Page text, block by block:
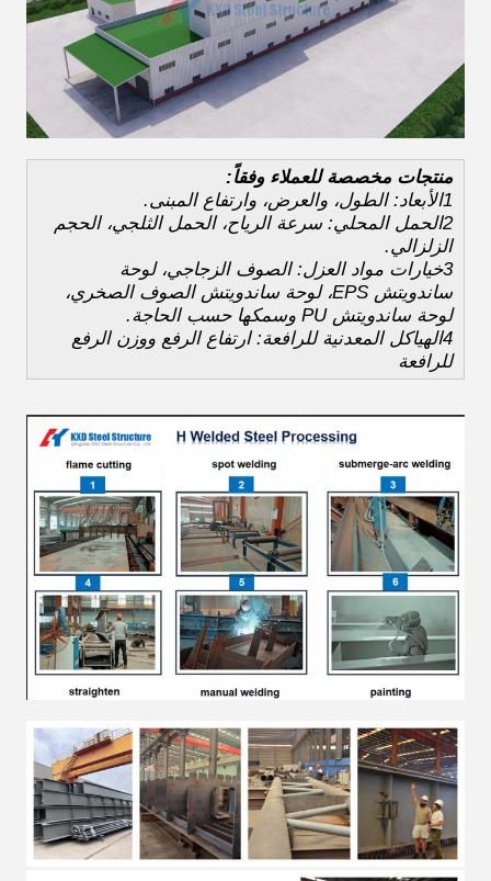
منتجات مخصصة للعملاء وفقاً:
1الأبعاد: الطول، والعرض، وارتفاع المبنى.
2الحمل المحلي: سرعة الرياح، الحمل الثلجي، الحجم
الزلزالي.
3خيارات مواد العزل: الصوف الزجاجي، لوحة
ساندويتش EPS، لوحة ساندويتش الصوف الصخري،
لوحة ساندويتش PU وسمكها حسب الحاجة.
4الهياكل المعدنية للرافعة: ارتفاع الرفع ووزن الرفع
للرافعة